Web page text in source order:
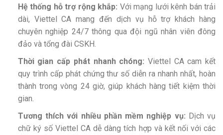
Hệ thống hỗ trợ rộng khắp: Với mạng lưới kênh bán trải
dài, Viettel CA mang đến dịch vụ hỗ trợ khách hàng
chuyên nghiệp 24/7 thông qua đội ngũ nhân viên đông
đảo và tổng đài CSKH.
Thời gian cấp phát nhanh chóng: Viettel CA cam kết
quy trình cấp phát chứng thư số diễn ra nhanh nhất, hoàn
thành trong vòng 24 giờ, giúp khách hàng tiết kiệm thời
gian.
Tương thích với nhiều phần mềm nghiệp vụ: Dịch vụ
chữ ký số Viettel CA dễ dàng tích hợp và kết nối với các